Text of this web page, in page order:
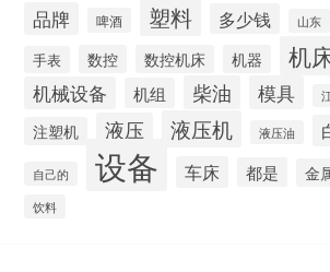
品牌 啤酒 塑料 多少钱 山东
手表 数控 数控机床 机器 机
机械设备 机组 柴油 模具
注塑机
液压 液压机 液压油
自己的 设备 车床 都是 金
饮料